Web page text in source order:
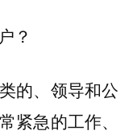
？
的、领导和公
紧急的工作、